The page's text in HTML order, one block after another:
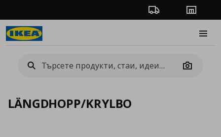
Проследяване на
Camera
LÄNGDHOPP/KRYLBO